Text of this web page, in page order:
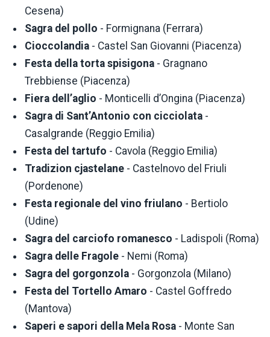
Cesena)
Sagra del pollo - Formignana (Ferrara)
Cioccolandia - Castel San Giovanni (Piacenza)
Festa della torta spisigona - Gragnano
Trebbiense (Piacenza)
Fiera dell’aglio - Monticelli d’Ongina (Piacenza)
Sagra di Sant’Antonio con cicciolata -
Casalgrande (Reggio Emilia)
Festa del tartufo - Cavola (Reggio Emilia)
Tradizion cjastelane - Castelnovo del Friuli
(Pordenone)
Festa regionale del vino friulano - Bertiolo
(Udine)
Sagra del carciofo romanesco - Ladispoli (Roma)
Sagra delle Fragole - Nemi (Roma)
Sagra del gorgonzola - Gorgonzola (Milano)
Festa del Tortello Amaro - Castel Goffredo
(Mantova)
Saperi e sapori della Mela Rosa - Monte San